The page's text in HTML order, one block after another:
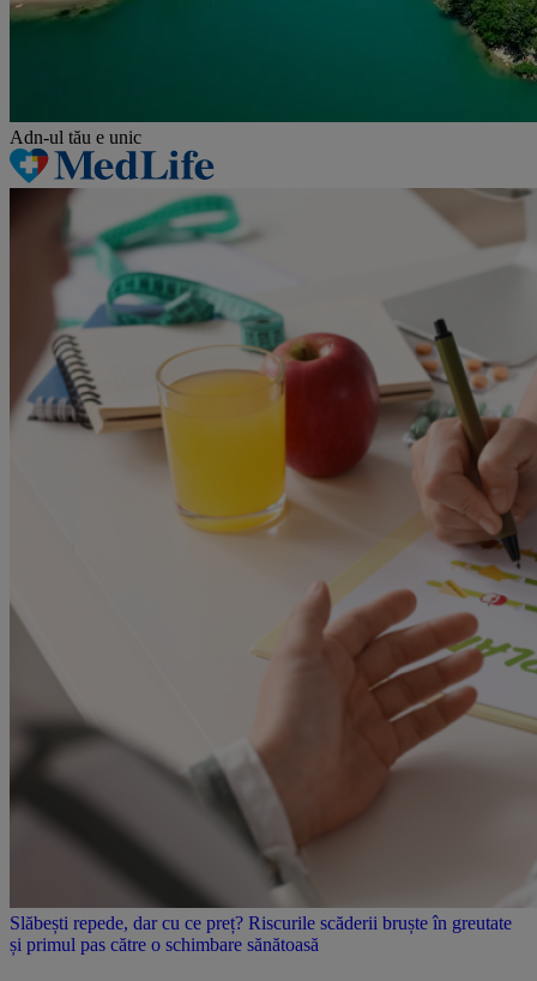
Adn-ul tău e unic
Slăbești repede, dar cu ce preț? Riscurile scăderii bruște în greutate
și primul pas către o schimbare sănătoasă